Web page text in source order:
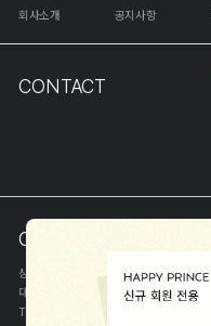
회사소개 공지사항
CONTACT
COMPANY INFO
상호
(주)해피프린스
대표
이화진
TEL